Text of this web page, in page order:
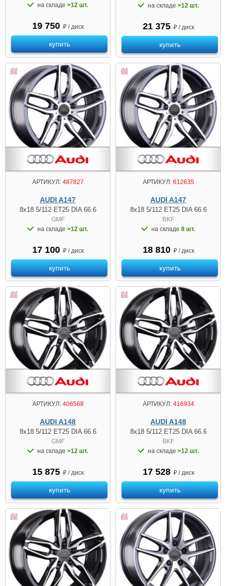
на складе >12 шт.
19 750 ₽ / диск
купить
на складе >12 шт.
21 375 ₽ / диск
купить
АРТИКУЛ:487827
AUDI A147
8x18 5/112 ET25 DIA 66.6
GMF
на складе >12 шт.
17 100 ₽ / диск
купить
АРТИКУЛ:612635
AUDI A147
8x18 5/112 ET25 DIA 66.6
BKF
на складе 8 шт.
18 810 ₽ / диск
купить
АРТИКУЛ:406568
AUDI A148
8x18 5/112 ET25 DIA 66.6
GMF
на складе >12 шт.
15 875 ₽ / диск
купить
АРТИКУЛ:416934
AUDI A148
8x18 5/112 ET25 DIA 66.6
BKF
на складе >12 шт.
17 528 ₽ / диск
купить